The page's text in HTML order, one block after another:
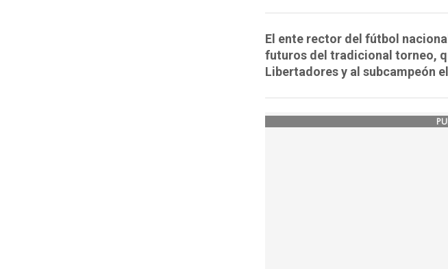
El ente rector del fútbol
futuros del tradicional torneo,
Libertadores y al subcampeón